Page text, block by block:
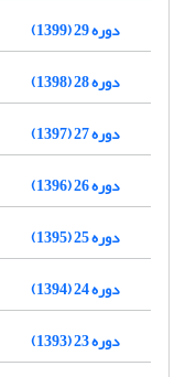
دوره 29 (1399)
دوره 28 (1398)
دوره 27 (1397)
دوره 26 (1396)
دوره 25 (1395)
دوره 24 (1394)
دوره 23 (1393)